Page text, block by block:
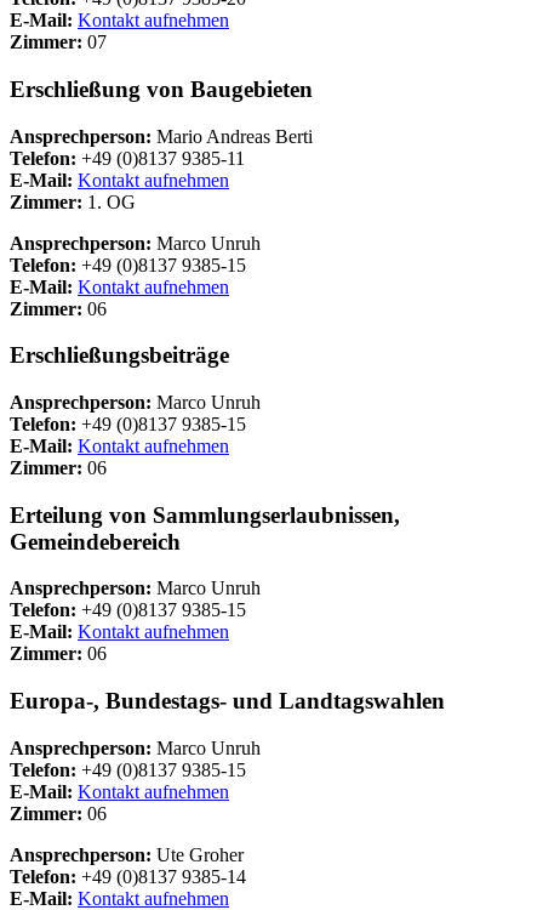
E-Mail: Kontakt aufnehmen
Zimmer: 07
Erschließung von Baugebieten
Ansprechperson: Mario Andreas Berti
Telefon: +49 (0)8137 9385-11
E-Mail: Kontakt aufnehmen
Zimmer: 1. OG
Ansprechperson: Marco Unruh
Telefon: +49 (0)8137 9385-15
E-Mail: Kontakt aufnehmen
Zimmer: 06
Erschließungsbeiträge
Ansprechperson: Marco Unruh
Telefon: +49 (0)8137 9385-15
E-Mail: Kontakt aufnehmen
Zimmer: 06
Erteilung von Sammlungserlaubnissen,
Gemeindebereich
Ansprechperson: Marco Unruh
Telefon: +49 (0)8137 9385-15
E-Mail: Kontakt aufnehmen
Zimmer: 06
Europa-, Bundestags- und Landtagswahlen
Ansprechperson: Marco Unruh
Telefon: +49 (0)8137 9385-15
E-Mail: Kontakt aufnehmen
Zimmer: 06
Ansprechperson: Ute Groher
Telefon: +49 (0)8137 9385-14
E-Mail: Kontakt aufnehmen